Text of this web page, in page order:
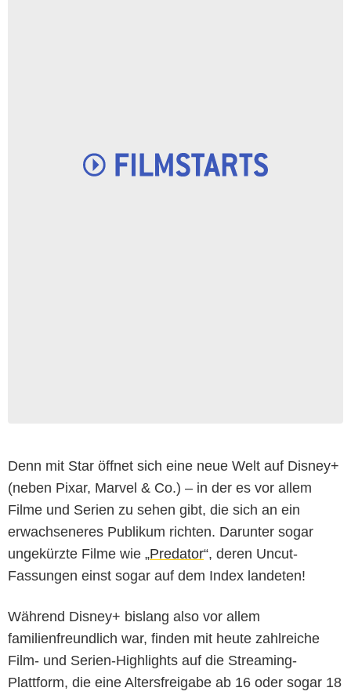
Denn mit Star öffnet sich eine neue Welt auf Disney+
(neben Pixar, Marvel & Co.) – in der es vor allem
Filme und Serien zu sehen gibt, die sich an ein
erwachseneres Publikum richten. Darunter sogar
ungekürzte Filme wie „Predator“, deren Uncut-
Fassungen einst sogar auf dem Index landeten!
Während Disney+ bislang also vor allem
familienfreundlich war, finden mit heute zahlreiche
Film- und Serien-Highlights auf die Streaming-
Plattform, die eine Altersfreigabe ab 16 oder sogar 18